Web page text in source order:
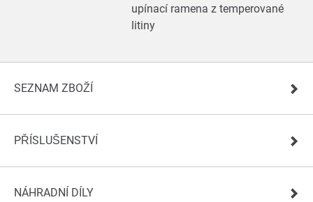
upínací ramena z temperované
litiny
SEZNAM ZBOŽÍ
PŘÍSLUŠENSTVÍ
NÁHRADNÍ DÍLY